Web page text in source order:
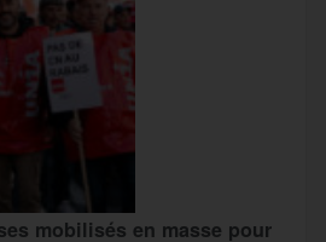
mobilisés en masse pour